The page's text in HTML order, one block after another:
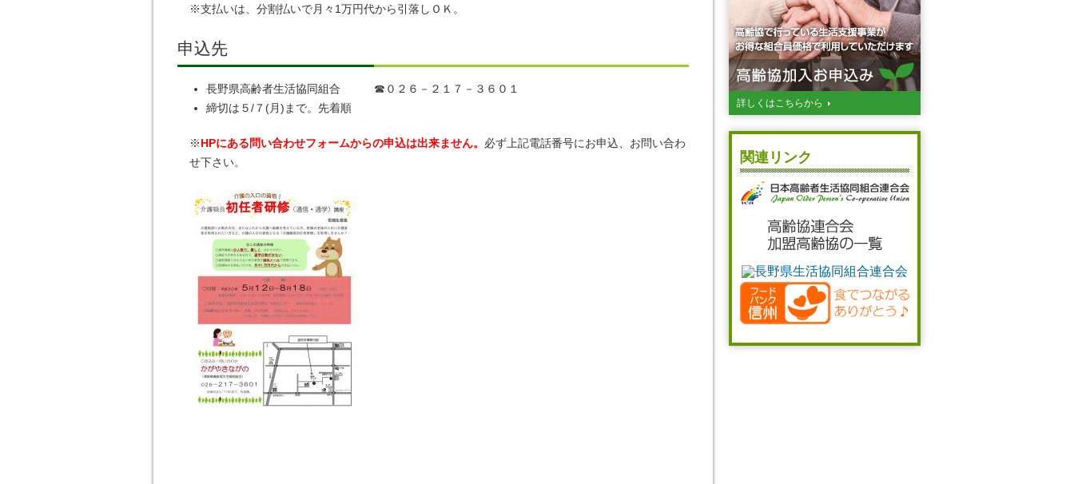
※支払いは、分割払いで月々1万円代から引落しＯＫ。
申込先
長野県高齢者生活協同組合 ☎０２６－２１７－３６０１
締切は５/７(月)まで。先着順
※HPにある問い合わせフォームからの申込は出来ません。 必ず上記電話番号にお申込、お問い合わ
せ下さい。
詳しくはこちらから
関連リンク